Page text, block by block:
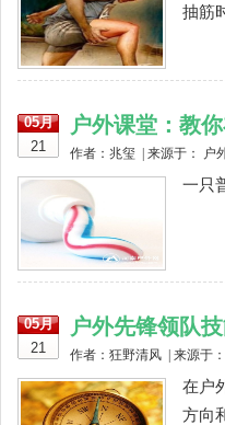
抽筋
05月
21
户外课堂：教
作者：兆玺 | 来源于： 户
一只
05月
21
户外先锋领队
作者：狂野清风 | 来源于
在户
方向